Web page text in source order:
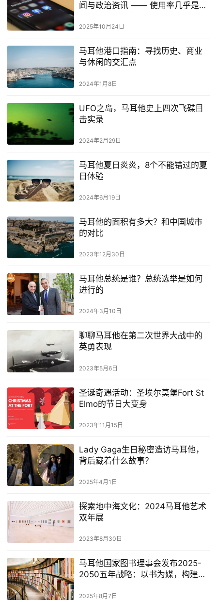
闻与政治资讯 —— 使用率几乎是欧
2025年10月24日
马耳他港口指南：寻找历史、商业
与休闲的交汇点
2024年1月8日
UFO之岛，马耳他史上四次飞碟目
击实录
2024年2月29日
马耳他夏日炎炎，8个不能错过的夏
日体验
2024年6月19日
马耳他的面积有多大？和中国城市
的对比
2023年12月30日
马耳他总统是谁？总统选举是如何
进行的
2024年3月10日
聊聊马耳他在第二次世界大战中的
英勇表现
2023年5月6日
圣诞奇遇活动：圣埃尔莫堡Fort St
Elmo的节日大变身
2023年11月15日
Lady Gaga生日秘密造访马耳他，
背后藏着什么故事？
2025年4月1日
探索地中海文化：2024马耳他艺术
双年展
2023年8月30日
马耳他国家图书理事会发布2025-
2050五年战略：以书为媒，构建可
2025年8月7日